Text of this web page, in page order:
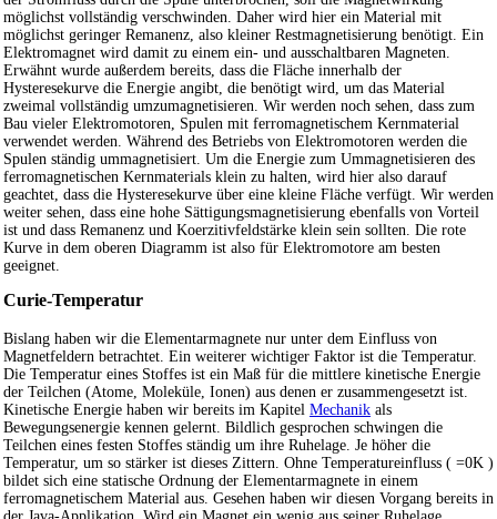
möglichst vollständig verschwinden. Daher wird hier ein Material mit
möglichst geringer Remanenz, also kleiner Restmagnetisierung benötigt. Ein
Elektromagnet wird damit zu einem ein- und ausschaltbaren Magneten.
Erwähnt wurde außerdem bereits, dass die Fläche innerhalb der
Hysteresekurve die Energie angibt, die benötigt wird, um das Material
zweimal vollständig umzumagnetisieren. Wir werden noch sehen, dass zum
Bau vieler Elektromotoren, Spulen mit ferromagnetischem Kernmaterial
verwendet werden. Während des Betriebs von Elektromotoren werden die
Spulen ständig ummagnetisiert. Um die Energie zum Ummagnetisieren des
ferromagnetischen Kernmaterials klein zu halten, wird hier also darauf
geachtet, dass die Hysteresekurve über eine kleine Fläche verfügt. Wir werden
weiter sehen, dass eine hohe Sättigungsmagnetisierung ebenfalls von Vorteil
ist und dass Remanenz und Koerzitivfeldstärke klein sein sollten. Die rote
Kurve in dem oberen Diagramm ist also für Elektromotore am besten
geeignet.
Curie-Temperatur
Bislang haben wir die Elementarmagnete nur unter dem Einfluss von
Magnetfeldern betrachtet. Ein weiterer wichtiger Faktor ist die Temperatur.
Die Temperatur eines Stoffes ist ein Maß für die mittlere kinetische Energie
der Teilchen (Atome, Moleküle, Ionen) aus denen er zusammengesetzt ist.
Kinetische Energie haben wir bereits im Kapitel Mechanik als
Bewegungsenergie kennen gelernt. Bildlich gesprochen schwingen die
Teilchen eines festen Stoffes ständig um ihre Ruhelage. Je höher die
Temperatur, um so stärker ist dieses Zittern. Ohne Temperatureinfluss ( =0K )
bildet sich eine statische Ordnung der Elementarmagnete in einem
ferromagnetischem Material aus. Gesehen haben wir diesen Vorgang bereits in